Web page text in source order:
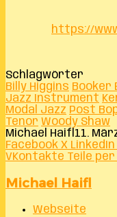
https://
Schlagwörter
Billy Higgins Booker
Jazz Instrument
Modal Jazz Post
Tenor Woody Shaw
Michael Haifl 11.
Facebook X LinkedIn
VKontakte Teile per
Michael Haifl
Webseite